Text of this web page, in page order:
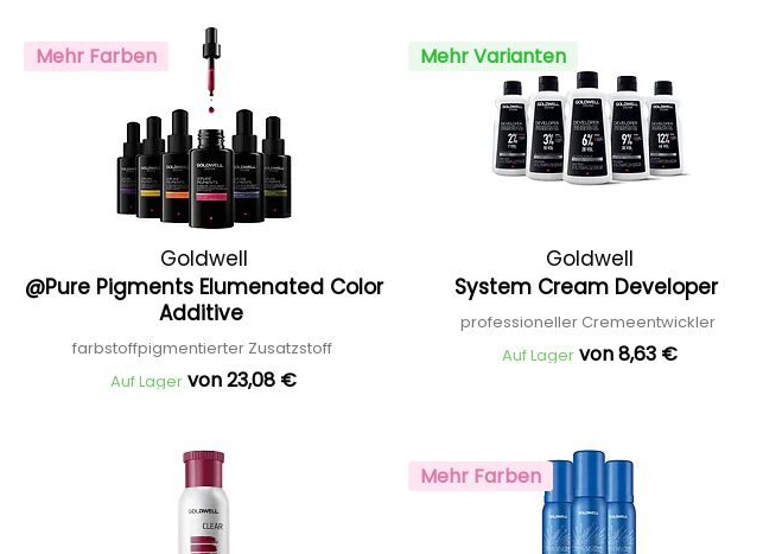
Mehr Farben
Goldwell
@Pure Pigments Elumenated Color
Additive
farbstoffpigmentierter Zusatzstoff
Auf Lager von 23,08 €
Mehr Varianten
Goldwell
System Cream Developer
professioneller Cremeentwickler
Auf Lager von 8,63 €
Mehr Farben